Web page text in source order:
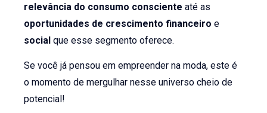
relevância do consumo consciente até as
oportunidades de crescimento financeiro e
socialque esse segmento oferece.
Se você já pensou em empreender na moda, este é
o momento de mergulhar nesse universo cheio de
potencial!